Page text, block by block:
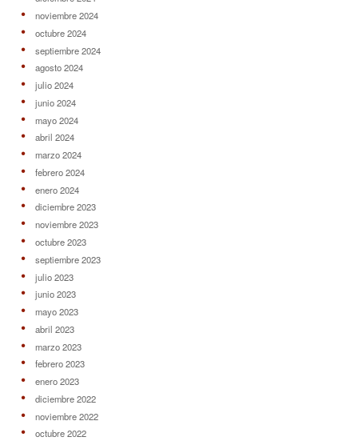
noviembre 2024
octubre 2024
septiembre 2024
agosto 2024
julio 2024
junio 2024
mayo 2024
abril 2024
marzo 2024
febrero 2024
enero 2024
diciembre 2023
noviembre 2023
octubre 2023
septiembre 2023
julio 2023
junio 2023
mayo 2023
abril 2023
marzo 2023
febrero 2023
enero 2023
diciembre 2022
noviembre 2022
octubre 2022